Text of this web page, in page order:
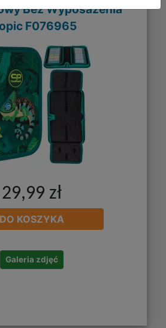
Bez Wyposażenia
F076965
29,99 zł
DO KOSZYKA
Galeria zdjęć